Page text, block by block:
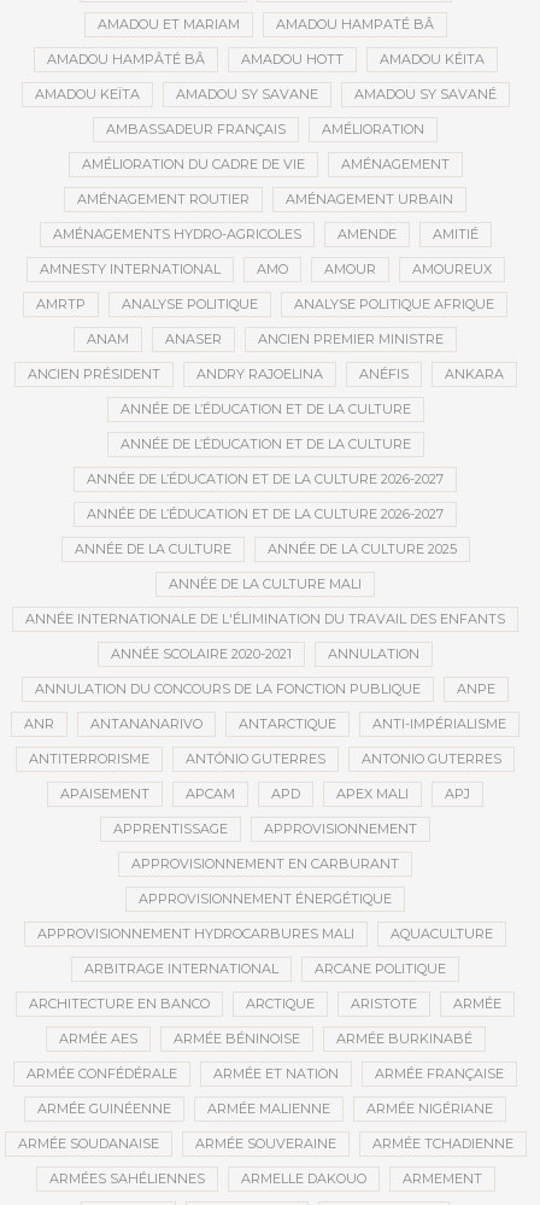
AMADOU ET MARIAM AMADOU HAMPATÉ BÂ
AMADOU HAMPÂTÉ BÂ AMADOU HOTT AMADOU KÉITA
AMADOU KEÏTA AMADOU SY SAVANE AMADOU SY SAVANÉ
AMBASSADEUR FRANÇAIS AMÉLIORATION
AMÉLIORATION DU CADRE DE VIE AMÉNAGEMENT
AMÉNAGEMENT ROUTIER AMÉNAGEMENT URBAIN
AMÉNAGEMENTS HYDRO-AGRICOLES AMENDE AMITIÉ
AMNESTY INTERNATIONAL AMO AMOUR AMOUREUX
AMRTP ANALYSE POLITIQUE ANALYSE POLITIQUE AFRIQUE
ANAM ANASER ANCIEN PREMIER MINISTRE
ANCIEN PRÉSIDENT ANDRY RAJOELINA ANÉFIS ANKARA
ANNÉE DE L’ÉDUCATION ET DE LA CULTURE
ANNÉE DE L’ÉDUCATION ET DE LA CULTURE
ANNÉE DE L’ÉDUCATION ET DE LA CULTURE 2026-2027
ANNÉE DE L’ÉDUCATION ET DE LA CULTURE 2026-2027
ANNÉE DE LA CULTURE ANNÉE DE LA CULTURE 2025
ANNÉE DE LA CULTURE MALI
ANNÉE INTERNATIONALE DE L'ÉLIMINATION DU TRAVAIL DES ENFANTS
ANNÉE SCOLAIRE 2020-2021 ANNULATION
ANNULATION DU CONCOURS DE LA FONCTION PUBLIQUE ANPE
ANR ANTANANARIVO ANTARCTIQUE ANTI-IMPÉRIALISME
ANTITERRORISME ANTÓNIO GUTERRES ANTONIO GUTERRES
APAISEMENT APCAM APD APEX MALI APJ
APPRENTISSAGE APPROVISIONNEMENT
APPROVISIONNEMENT EN CARBURANT
APPROVISIONNEMENT ÉNERGÉTIQUE
APPROVISIONNEMENT HYDROCARBURES MALI AQUACULTURE
ARBITRAGE INTERNATIONAL ARCANE POLITIQUE
ARCHITECTURE EN BANCO ARCTIQUE ARISTOTE ARMÉE
ARMÉE AES ARMÉE BÉNINOISE ARMÉE BURKINABÉ
ARMÉE CONFÉDÉRALE ARMÉE ET NATION ARMÉE FRANÇAISE
ARMÉE GUINÉENNE ARMÉE MALIENNE ARMÉE NIGÉRIANE
ARMÉE SOUDANAISE ARMÉE SOUVERAINE ARMÉE TCHADIENNE
ARMÉES SAHÉLIENNES ARMELLE DAKOUO ARMEMENT